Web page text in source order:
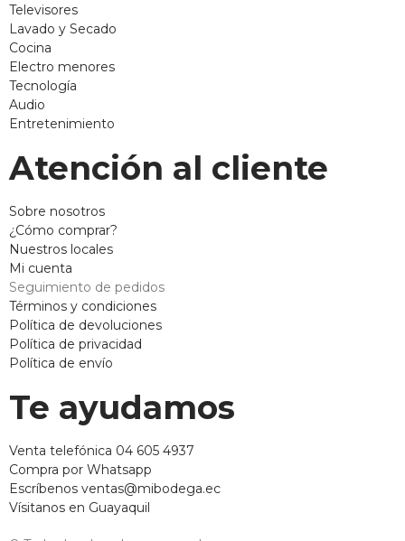
Televisores
Lavado y Secado
Cocina
Electro menores
Tecnología
Audio
Entretenimiento
Atención al cliente
Sobre nosotros
¿Cómo comprar?
Nuestros locales
Mi cuenta
Seguimiento de pedidos
Términos y condiciones
Política de devoluciones
Política de privacidad
Política de envío
Te ayudamos
Venta telefónica 04 605 4937
Compra por Whatsapp
Escríbenos ventas@mibodega.ec
Vísitanos en Guayaquil